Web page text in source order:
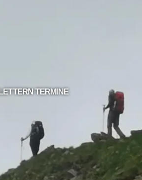
TERMINE